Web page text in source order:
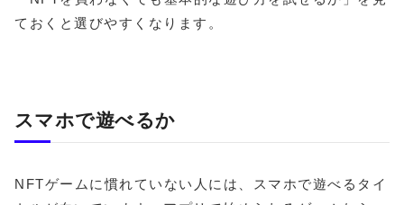
ておくと選びやすくなります。
スマホで遊べるか
NFTゲームに慣れていない人には、スマホで遊べるタイ